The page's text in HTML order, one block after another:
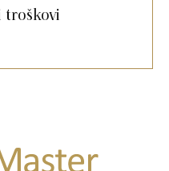
troškovi